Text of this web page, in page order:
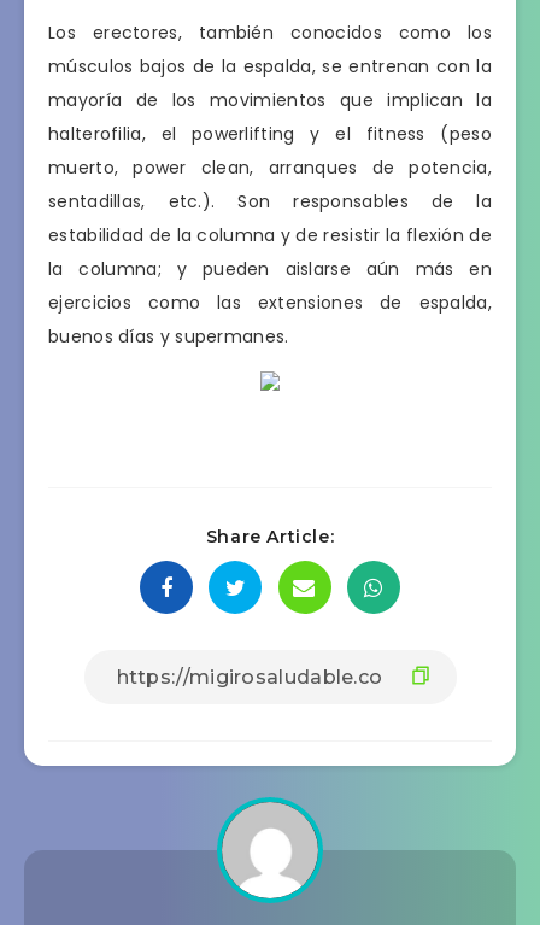
Los erectores, también conocidos como los
músculos bajos de la espalda, se entrenan con la
mayoría de los movimientos que implican la
halterofilia, el powerlifting y el fitness (peso
muerto, power clean, arranques de potencia,
sentadillas, etc.). Son responsables de la
estabilidad de la columna y de resistir la flexión de
la columna; y pueden aislarse aún más en
ejercicios como las extensiones de espalda,
buenos días y supermanes.
Share Article: